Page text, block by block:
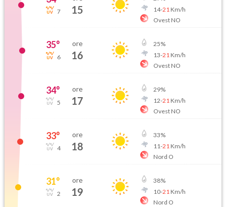
7 15
14-21 Km/h
Ovest NO
35°
6
ore
16
25%
13-21 Km/h
Ovest NO
34°
5
ore
17
29%
12-21 Km/h
Ovest NO
33°
4
ore
18
33%
11-21 Km/h
Nord O
31°
2
ore
19
38%
10-21 Km/h
Nord O